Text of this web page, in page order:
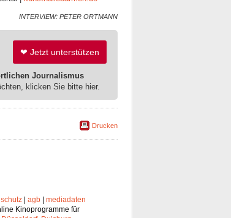
INTERVIEW: PETER ORTMANN
❤ Jetzt unterstützen
Journalismus
klicken Sie bitte hier.
Drucken
| agb| mediadaten
Kinoprogramme für